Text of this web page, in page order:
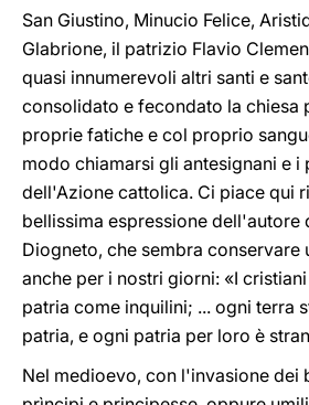
San Giustino, Minucio Felice,
Glabrione, il patrizio Flavio
quasi innumerevoli altri santi e
consolidato e fecondato la chiesa
proprie fatiche e col proprio
modo chiamarsi gli antesignani e i
dell'Azione cattolica. Ci piace qui
bellissima espressione dell'autore
Diogneto, che sembra conservare
anche per i nostri giorni: «I
patria come inquilini; ... ogni terra
patria, e ogni patria per loro è
Nel medioevo, con l'invasione dei